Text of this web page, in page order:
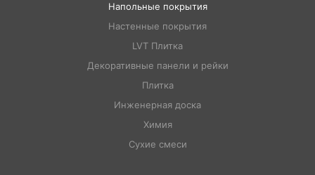
Напольные покрытия
Настенные покрытия
LVT Плитка
Декоративные панели и рейки
Плитка
Инженерная доска
Химия
Сухие смеси